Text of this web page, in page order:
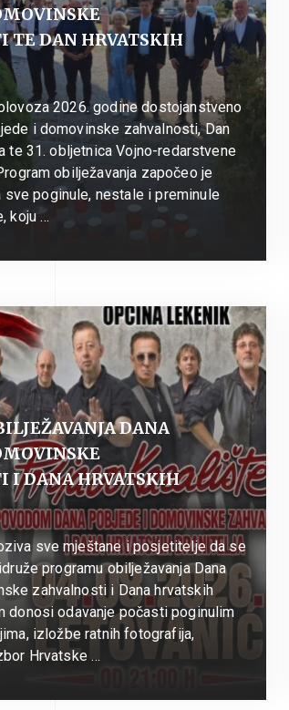
TE DAN HRVATSKIH
2026. godine dostojanstveno
i domovinske zahvalnosti, Dan
te 31. obljetnica Vojno-redarstvene
obilježavanja započeo je
poginule, nestale i preminule
koju …
DANA
I DANA HRVATSKIH
sve mještane i posjetitelje da se
programu obilježavanja Dana
zahvalnosti i Dana hrvatskih
donosi odavanje počasti poginulim
izložbe ratnih fotografija,
Hrvatske …